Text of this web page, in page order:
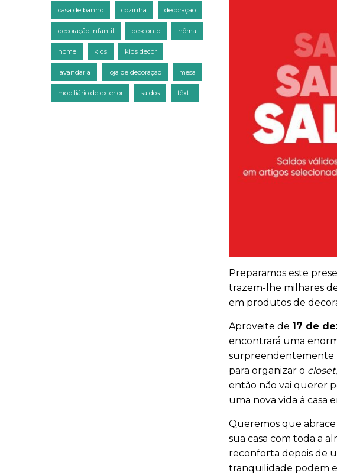
casa de banho cozinha decoração
decoração infantil desconto hôma
home kids kids decor
lavandaria loja de decoração mesa
mobiliário de exterior saldos têxtil
Preparamos este
trazem-lhe milhares
em produtos de
Aproveite de 17 de
encontrará uma
surpreendentemente
para organizar o closet
então não vai querer
uma nova vida à casa
Queremos que abrace
sua casa com toda a
reconforta depois de
tranquilidade podem